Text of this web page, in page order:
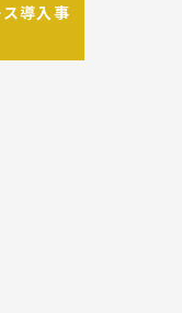
導入事